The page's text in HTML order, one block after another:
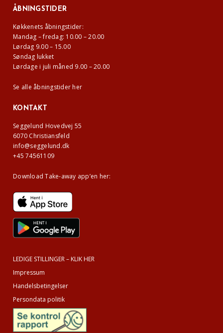
ÅBNINGSTIDER
Køkkenets åbningstider:
Mandag – fredag: 10.00 – 20.00
Lørdag 9.00 – 15.00
Søndag lukket
Lørdage i juli måned 9.00 – 20.00
Se alle åbningstider her
KONTAKT
Seggelund Hovedvej 55
6070 Christiansfeld
info@seggelund.dk
+45 74561109
Download Take-away app’en her:
LEDIGE STILLINGER – KLIK HER
Impressum
Handelsbetingelser
Persondata politik